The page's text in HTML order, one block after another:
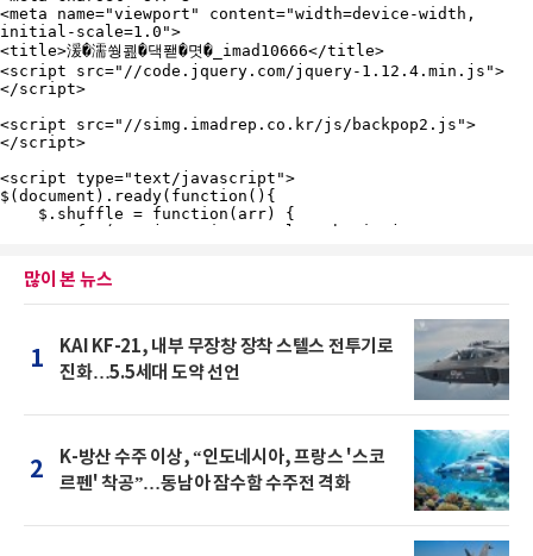
많이 본 뉴스
1
KAI KF-21, 내부 무장창 장착 스텔스 전투기로
진화…5.5세대 도약 선언
2
K-방산 수주 이상, “인도네시아, 프랑스 '스코
르펜' 착공”…동남아 잠수함 수주전 격화